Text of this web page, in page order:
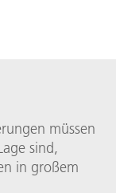
müssen
sind,
in großem